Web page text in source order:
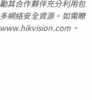
其合作夥伴充分利用包
網絡安全資源。如需瞭
www.hikvision.com。